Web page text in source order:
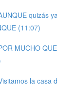
quizás
(11:07)
MUCHO
la casa